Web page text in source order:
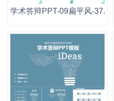
学术答辩PPT-09扁平风-